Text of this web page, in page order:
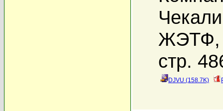
ЖЭТФ,
стр.
DJVU (158.7K)